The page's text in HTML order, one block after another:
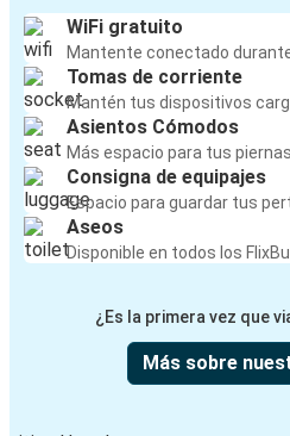
WiFi gratuito
Mantente conectado
Tomas de corriente
Mantén tus dispositivos
Asientos Cómodos
Más espacio para tus
Consigna de equipajes
Espacio para guardar tus
Aseos
Disponible en todos los
¿Es la primera vez que
Más sobre